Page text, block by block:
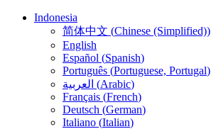
Indonesia
简体中文 (Chinese (Simplified))
English
Español (Spanish)
Português (Portuguese, Portugal)
العربية (Arabic)
Français (French)
Deutsch (German)
Italiano (Italian)